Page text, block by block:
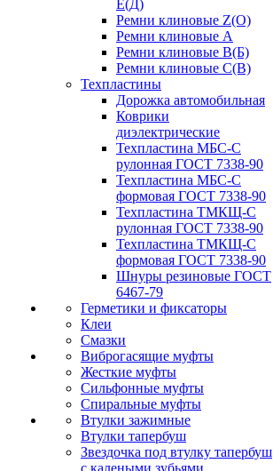
Е(Д)
Ремни клиновые Z(О)
Ремни клиновые А
Ремни клиновые В(Б)
Ремни клиновые С(В)
Техпластины
Дорожка автомобильная
Коврики
диэлектрические
Техпластина МБС-С
рулонная ГОСТ 7338-90
Техпластина МБС-С
формовая ГОСТ 7338-90
Техпластина ТМКЩ-С
рулонная ГОСТ 7338-90
Техпластина ТМКЩ-С
формовая ГОСТ 7338-90
Шнуры резиновые ГОСТ
6467-79
Герметики и фиксаторы
Клеи
Смазки
Виброгасящие муфты
Жесткие муфты
Сильфонные муфты
Спиральные муфты
Втулки зажимные
Втулки тапербуш
Звездочка под втулку тапербуш
c калеными зубьями